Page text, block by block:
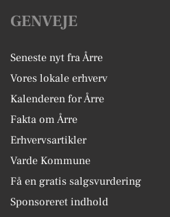
GENVEJE
Seneste nyt fra Årre
Vores lokale erhverv
Kalenderen for Årre
Fakta om Årre
Erhvervsartikler
Varde Kommune
Få en gratis salgsvurdering
Sponsoreret indhold